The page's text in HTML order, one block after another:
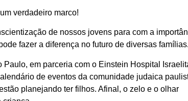
verdadeiro marco!
de nossos jovens para com a
fazer a diferença no futuro de diversas famílias.
em parceria com o Einstein Hospital
de eventos da comunidade judaica
planejando ter filhos. Afinal, o zelo e o olhar